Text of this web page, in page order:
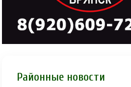
Районные новости